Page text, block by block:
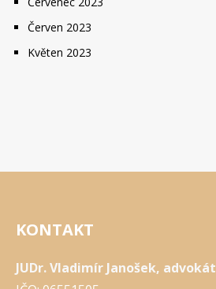
Červen 2023
Květen 2023
KONTAKT
JUDr. Vladimír Janošek, advokát